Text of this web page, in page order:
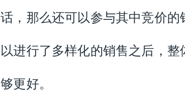
话，那么还可以参与其中竞价的
以进行了多样化的销售之后，整
够更好。